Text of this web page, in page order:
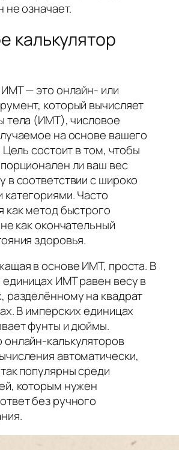
не означает.
калькулятор
— это онлайн- или
который вычисляет
тела (ИМТ), числовое
на основе вашего
Цель состоит в том, чтобы
ли ваш вес
в соответствии с широко
Часто
как метод быстрого
как окончательный
здоровья.
в основе ИМТ, проста. В
ИМТ равен весу в
разделённому на квадрат
В имперских единицах
фунты и дюймы.
калькуляторов
автоматически,
популярны среди
которым нужен
без ручного